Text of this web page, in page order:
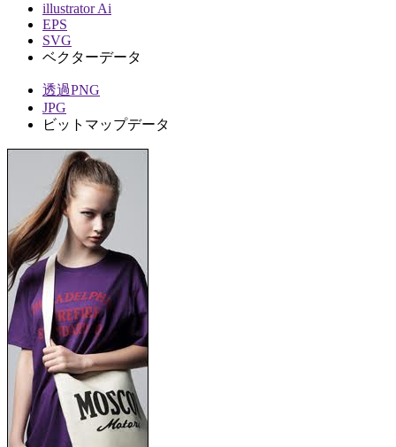
illustrator Ai
EPS
SVG
ベクターデータ
透過PNG
JPG
ビットマップデータ